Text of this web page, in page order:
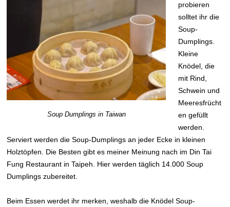
Soup Dumplings in Taiwan
probieren
solltet ihr die
Soup-
Dumplings.
Kleine
Knödel, die
mit Rind,
Schwein und
Meeresfrücht
en gefüllt
werden.
Serviert werden die Soup-Dumplings an jeder Ecke in kleinen
Holztöpfen. Die Besten gibt es meiner Meinung nach im Din Tai
Fung Restaurant in Taipeh. Hier werden täglich 14.000 Soup
Dumplings zubereitet.
Beim Essen werdet ihr merken, weshalb die Knödel Soup-